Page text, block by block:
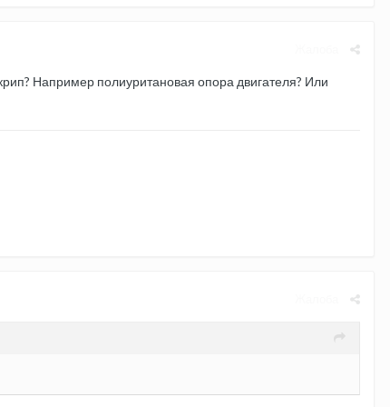
Например полиуритановая опора двигателя? Или